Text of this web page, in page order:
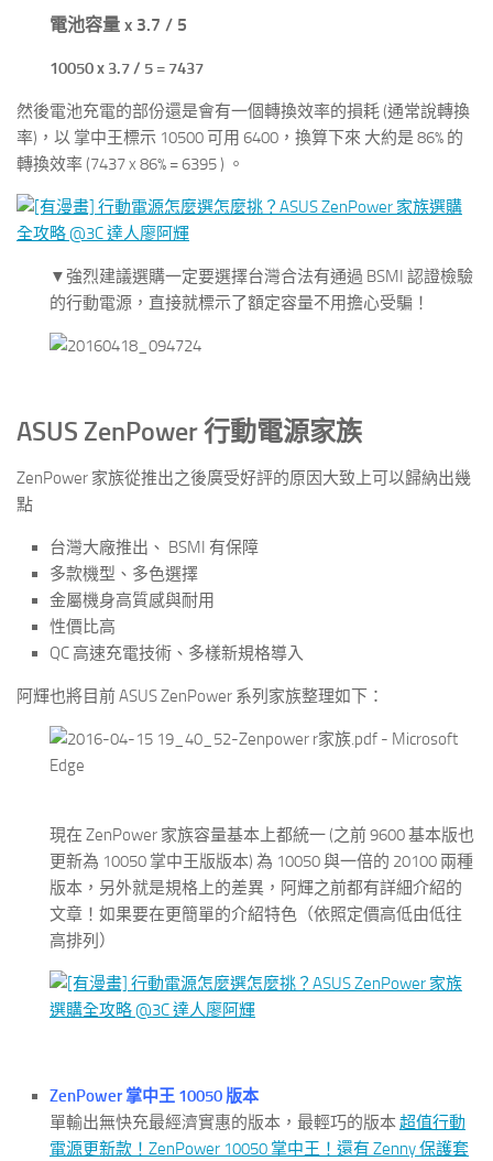
電池容量 x 3.7 / 5
10050 x 3.7 / 5 = 7437
然後電池充電的部份還是會有一個轉換效率的損耗 (通常說轉換
率)，以 掌中王標示 10500 可用 6400，換算下來 大約是 86% 的
轉換效率 (7437 x 86% = 6395 ) 。
▼強烈建議選購一定要選擇台灣合法有通過 BSMI 認證檢驗
的行動電源，直接就標示了額定容量不用擔心受騙！
ASUS ZenPower 行動電源家族
ZenPower 家族從推出之後廣受好評的原因大致上可以歸納出幾
點
台灣大廠推出、 BSMI 有保障
多款機型、多色選擇
金屬機身高質感與耐用
性價比高
QC 高速充電技術、多樣新規格導入
阿輝也將目前 ASUS ZenPower 系列家族整理如下：
現在 ZenPower 家族容量基本上都統一 (之前 9600 基本版也
更新為 10050 掌中王版版本) 為 10050 與一倍的 20100 兩種
版本，另外就是規格上的差異，阿輝之前都有詳細介紹的
文章！如果要在更簡單的介紹特色（依照定價高低由低往
高排列）
ZenPower 掌中王 10050 版本
單輸出無快充最經濟實惠的版本，最輕巧的版本超值行動
電源更新款！ZenPower 10050 掌中王！還有 Zenny 保護套